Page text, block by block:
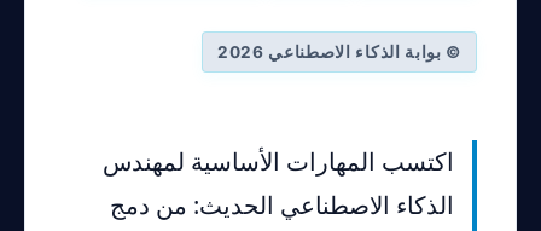
© بوابة الذكاء الاصطناعي 2026
اكتسب المهارات الأساسية لمهندس
الذكاء الاصطناعي الحديث: من دمج